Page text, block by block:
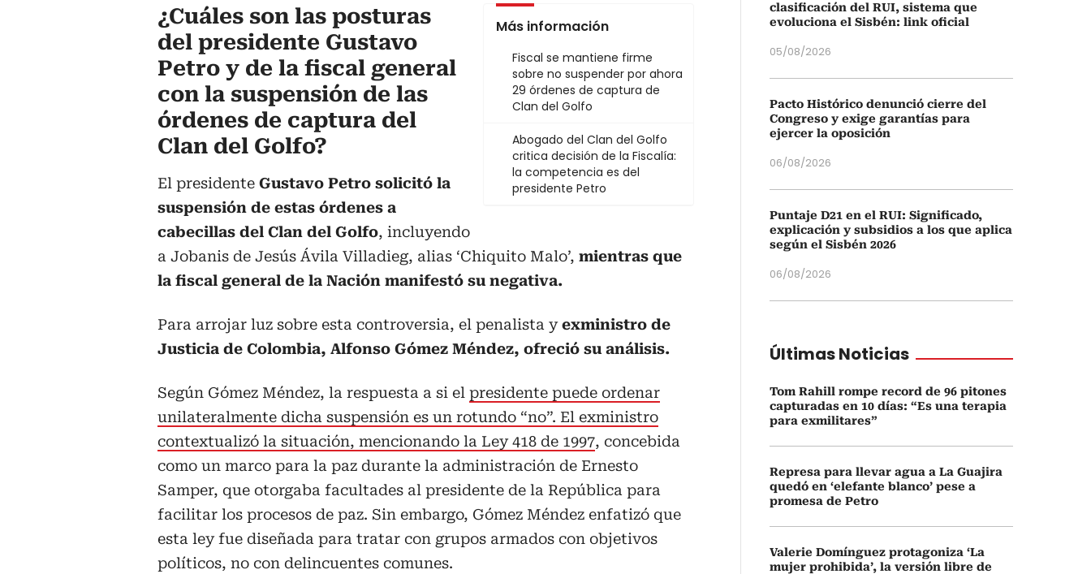
Más información
Fiscal se mantiene firme
sobre no suspender por ahora
29 órdenes de captura de
Clan del Golfo
Abogado del Clan del Golfo
critica decisión de la Fiscalía:
la competencia es del
presidente Petro
¿Cuáles son las posturas
del presidente Gustavo
Petro y de la fiscal general
con la suspensión de las
órdenes de captura del
Clan del Golfo?
El presidente Gustavo Petro solicitó la
suspensión de estas órdenes a
cabecillas del Clan del Golfo, incluyendo
a Jobanis de Jesús Ávila Villadieg, alias ‘Chiquito Malo’, mientras que
la fiscal general de la Nación manifestó su negativa.
Para arrojar luz sobre esta controversia, el penalista yexministro de
Justicia de Colombia, Alfonso Gómez Méndez, ofreció su análisis.
Según Gómez Méndez, la respuesta a si el presidente puede ordenar
unilateralmente dicha suspensión es un rotundo “no”. El exministro
contextualizó la situación, mencionando la Ley 418 de 1997, concebida
como un marco para la paz durante la administración de Ernesto
Samper, que otorgaba facultades al presidente de la República para
facilitar los procesos de paz. Sin embargo, Gómez Méndez enfatizó que
esta ley fue diseñada para tratar con grupos armados con objetivos
políticos, no con delincuentes comunes.
clasificación del RUI, sistema que
evoluciona el Sisbén: link oficial
05/08/2026
Pacto Histórico denunció cierre del
Congreso y exige garantías para
ejercer la oposición
06/08/2026
Puntaje D21 en el RUI: Significado,
explicación y subsidios a los que aplica
según el Sisbén 2026
06/08/2026
Últimas Noticias
Tom Rahill rompe record de 96 pitones
capturadas en 10 días: “Es una terapia
para exmilitares”
Represa para llevar agua a La Guajira
quedó en ‘elefante blanco’ pese a
promesa de Petro
Valerie Domínguez protagoniza ‘La
mujer prohibida’, la versión libre de